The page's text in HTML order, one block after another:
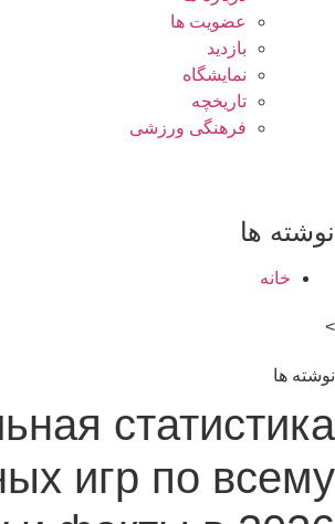
عضویت ها
بازدید
نمایشگاه
تاريخچه
فرهنگی ورزشی
نوشته ها
خانه
>
نوشته ها
статистика
игр по всему